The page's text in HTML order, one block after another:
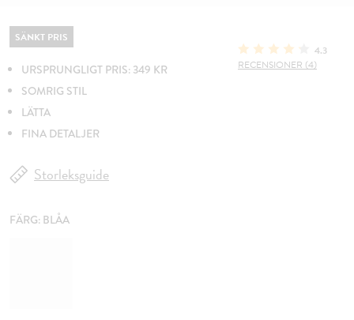
SÄNKT PRIS
URSPRUNGLIGT PRIS: 349 KR
SOMRIG STIL
LÄTTA
FINA DETALJER
4.3
RECENSIONER (4)
Storleksguide
FÄRG: BLÅA